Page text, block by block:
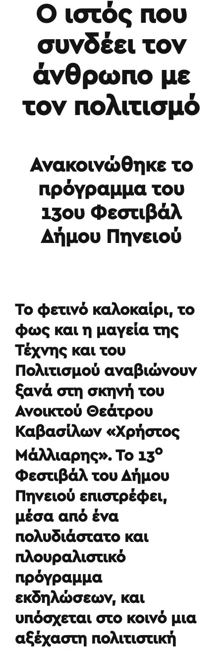
Ο ιστός που
συνδέει τον
άνθρωπο με
τον πολιτισμό
Ανακοινώθηκε το
πρόγραμμα του
13ου Φεστιβάλ
Δήμου Πηνειού
Το φετινό καλοκαίρι, το
φως και η μαγεία της
Τέχνης και του
Πολιτισμού αναβιώνουν
ξανά στη σκηνή του
Ανοικτού Θεάτρου
Καβασίλων «Χρήστος
Μάλλιαρης». Το 13ο
Φεστιβάλ του Δήμου
Πηνειού επιστρέφει,
μέσα από ένα
πολυδιάστατο και
πλουραλιστικό
πρόγραμμα
εκδηλώσεων, και
υπόσχεται στο κοινό μια
αξέχαστη πολιτιστική